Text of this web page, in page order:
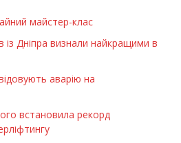
майстер-клас
із Дніпра визнали найкращими в
аварію на
встановила рекорд